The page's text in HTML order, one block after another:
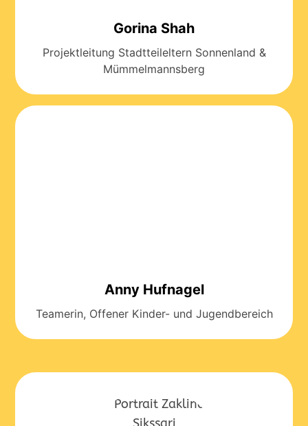
Gorina Shah
Projektleitung Stadtteileltern Sonnenland &
Mümmelmannsberg
Anny Hufnagel
Teamerin, Offener Kinder- und Jugendbereich